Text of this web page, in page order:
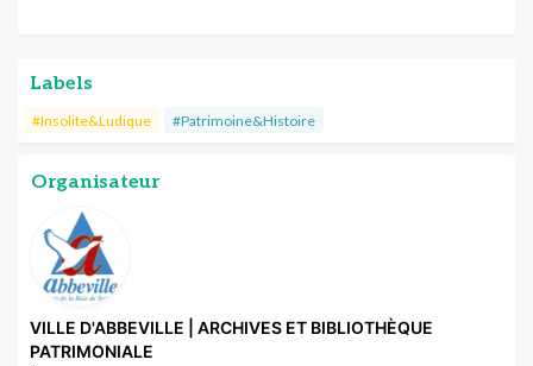
Labels
#Insolite&Ludique #Patrimoine&Histoire
Organisateur
VILLE D'ABBEVILLE | ARCHIVES ET BIBLIOTHÈQUE
PATRIMONIALE